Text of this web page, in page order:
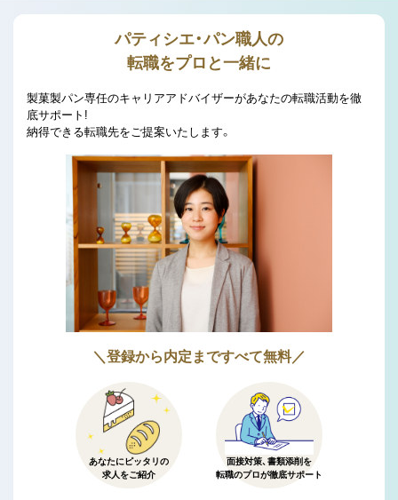
パティシエ・パン職人の
転職をプロと一緒に
製菓製パン専任のキャリアアドバイザーがあなたの転職活動を徹
底サポート!
納得できる転職先をご提案いたします。
＼登録から内定まですべて無料／
あなたにピッタリの
求人をご紹介
面接対策、書類添削を
転職のプロが徹底サポート